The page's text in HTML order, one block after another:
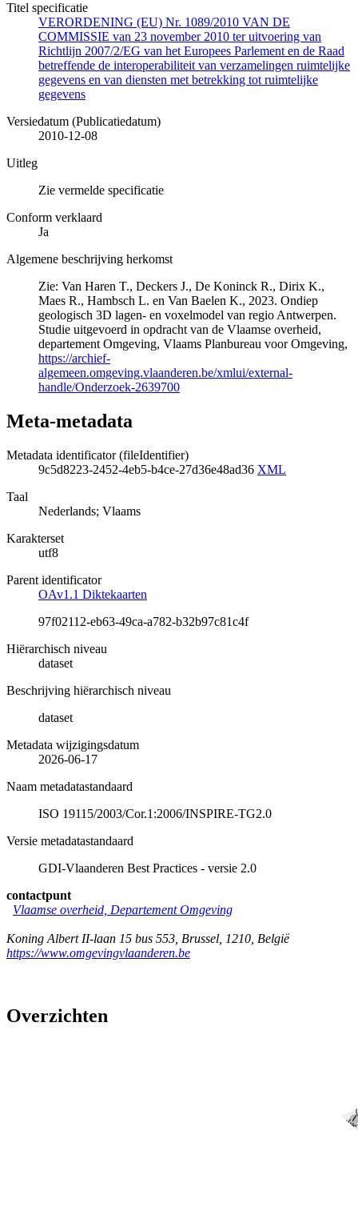
Titel specificatie
VERORDENING (EU) Nr. 1089/2010 VAN DE
COMMISSIE van 23 november 2010 ter uitvoering van
Richtlijn 2007/2/EG van het Europees Parlement en de Raad
betreffende de interoperabiliteit van verzamelingen ruimtelijke
gegevens en van diensten met betrekking tot ruimtelijke
gegevens
Versiedatum (Publicatiedatum)
2010-12-08
Uitleg
Zie vermelde specificatie
Conform verklaard
Ja
Algemene beschrijving herkomst
Zie: Van Haren T., Deckers J., De Koninck R., Dirix K.,
Maes R., Hambsch L. en Van Baelen K., 2023. Ondiep
geologisch 3D lagen- en voxelmodel van regio Antwerpen.
Studie uitgevoerd in opdracht van de Vlaamse overheid,
departement Omgeving, Vlaams Planbureau voor Omgeving,
https://archief-
algemeen.omgeving.vlaanderen.be/xmlui/external-
handle/Onderzoek-2639700
Meta-metadata
Metadata identificator (fileIdentifier)
9c5d8223-2452-4eb5-b4ce-27d36e48ad36 XML
Taal
Nederlands; Vlaams
Karakterset
utf8
Parent identificator
OAv1.1 Diktekaarten
97f02112-eb63-49ca-a782-b32b97c81c4f
Hiërarchisch niveau
dataset
Beschrijving hiërarchisch niveau
dataset
Metadata wijzigingsdatum
2026-06-17
Naam metadatastandaard
ISO 19115/2003/Cor.1:2006/INSPIRE-TG2.0
Versie metadatastandaard
GDI-Vlaanderen Best Practices - versie 2.0
contactpunt
Vlaamse overheid, Departement Omgeving
Koning Albert II-laan 15 bus 553 Brussel 1210 België
https://www.omgevingvlaanderen.be
Overzichten